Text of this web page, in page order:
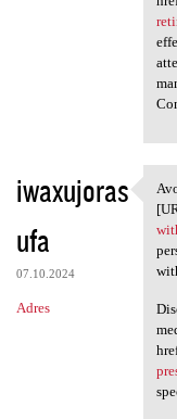
iwaxujoras
ufa
07.10.2024
Adres